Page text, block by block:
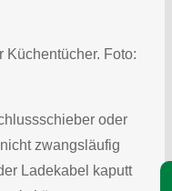
Küchentücher. Foto:
oder
zwangsläufig
Ladekabel kaputt